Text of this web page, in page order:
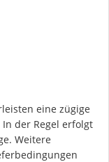
eine zügige
der Regel erfolgt
Weitere